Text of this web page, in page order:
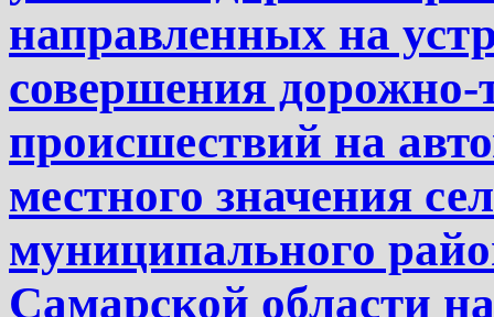
направленных на
совершения
происшествий на
местного значения
муниципального
Самарской области